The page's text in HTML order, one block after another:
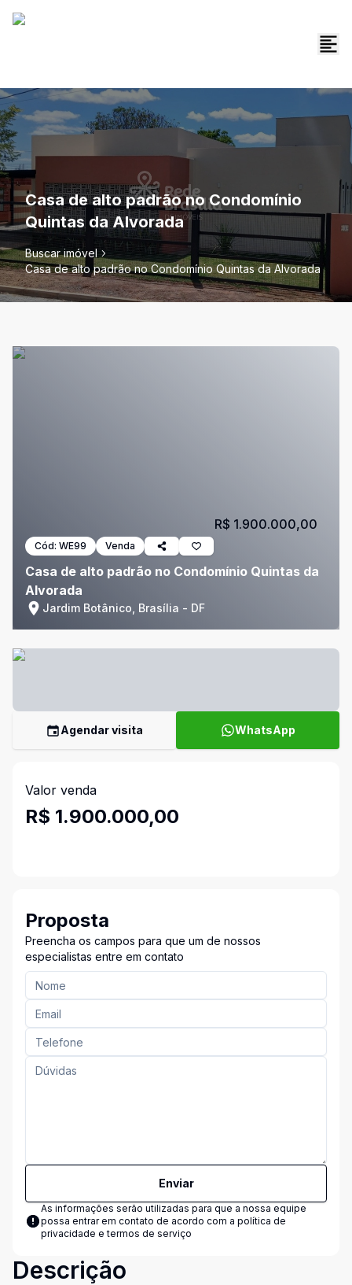
Casa de alto padrão no Condomínio
Quintas da Alvorada
Buscar imóvel
Casa de alto padrão no Condomínio Quintas da Alvorada
Cód: WE99 Venda
Casa de alto padrão no Condomínio Quintas da
Alvorada
Jardim Botânico, Brasília - DF
R$ 1.900.000,00
Agendar visita WhatsApp
Valor venda
R$ 1.900.000,00
Proposta
Preencha os campos para que um de nossos
especialistas entre em contato
Enviar
As informações serão utilizadas para que a nossa equipe
possa entrar em contato de acordo com a política de
privacidade e termos de serviço
Descrição